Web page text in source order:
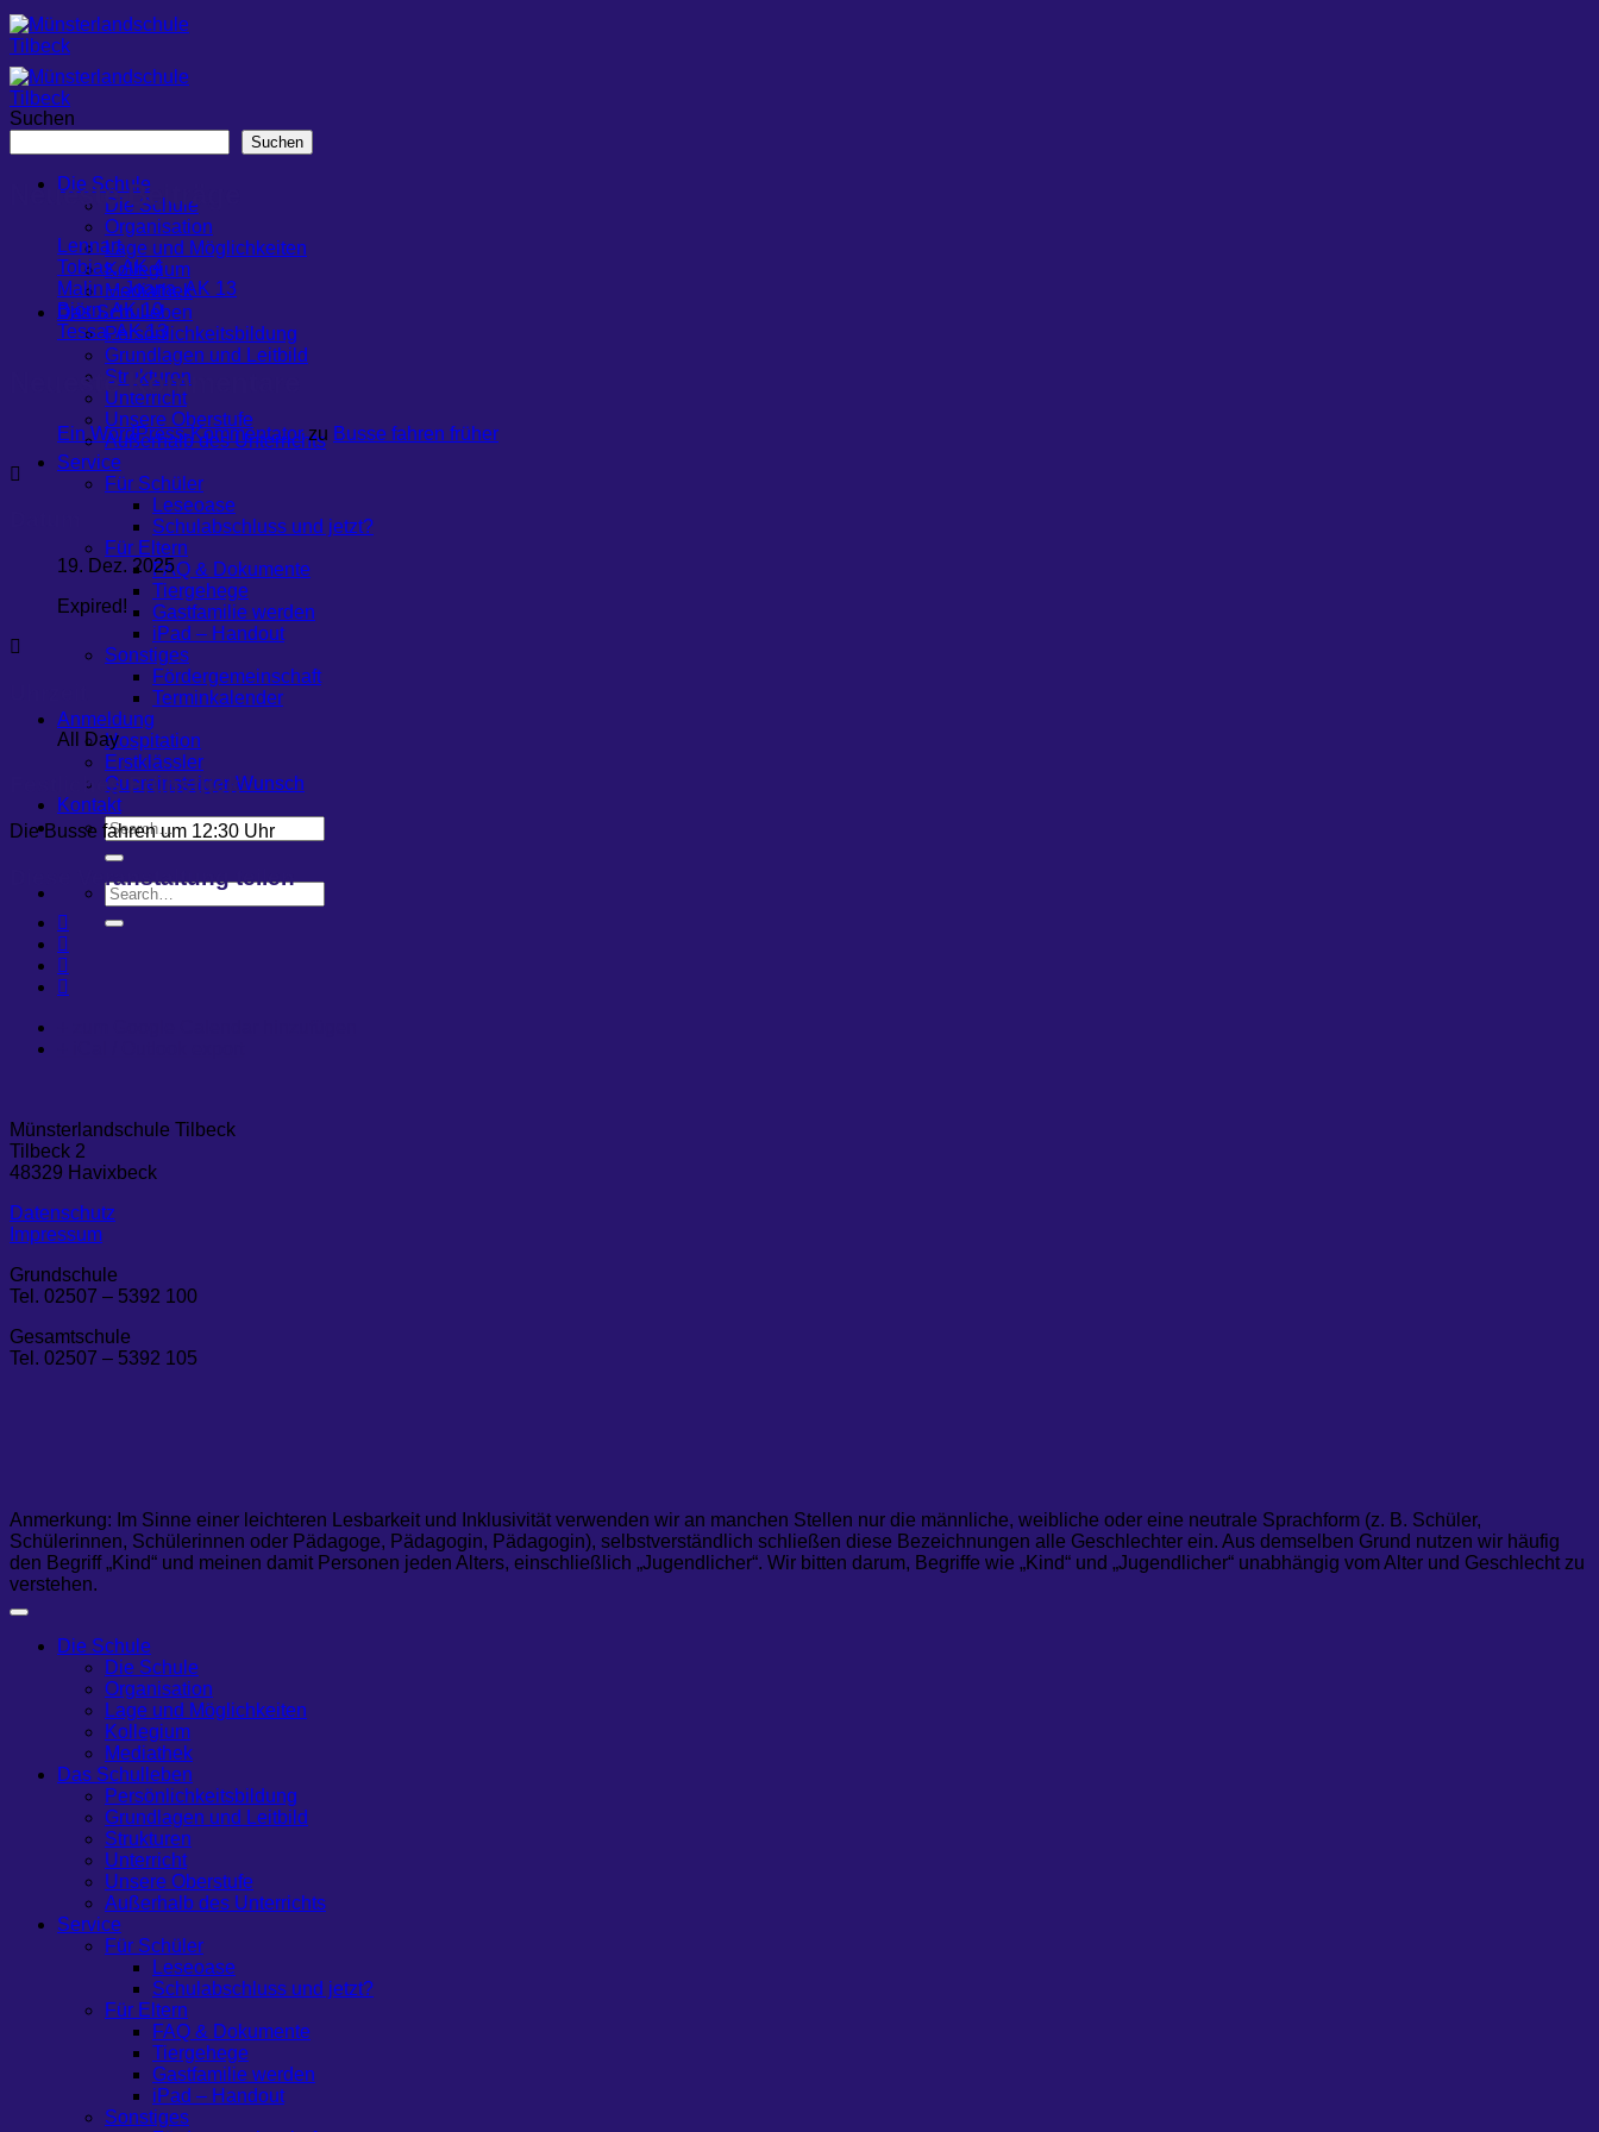
Zum
Inhalt
springen
Die Schule
Die Schule
Organisation
Lage und Möglichkeiten
Kollegium
Mediathek
Das Schulleben
Persönlichkeitsbildung
Grundlagen und Leitbild
Strukturen
Unterricht
Unsere Oberstufe
Außerhalb des Unterrichts
Service
Für Schüler
Leseoase
Schulabschluss und jetzt?
Für Eltern
FAQ & Dokumente
Tiergehege
Gastfamilie werden
iPad – Handout
Sonstiges
Fördergemeinschaft
Terminkalender
Anmeldung
Hospitation
Erstklässler
Quereinsteiger-Wunsch
Kontakt
Suchen
Suchen
Neueste Beiträge
Lennart
Tobias, AK 4
Malin – Joana, AK 13
Björn, AK 10
Tessa, AK 13
Neueste Kommentare
Ein WordPress-Kommentatorzu Busse fahren früher
19. Dez. 2025
Expired!
All Day
Festliches Frühstück
Die Busse fahren um 12:30 Uhr
Diese Veranstaltung teilen
Münsterlandschule Tilbeck
Tilbeck 2
48329 Havixbeck
Datenschutz
Impressum
Grundschule
Tel. 02507 – 5392 100
Gesamtschule
Tel. 02507 – 5392 105
Anmerkung: Im Sinne einer leichteren Lesbarkeit und Inklusivität verwenden wir an manchen Stellen nur die männliche, weibliche oder eine neutrale Sprachform (z. B. Schüler,
Schülerinnen, Schülerinnen oder Pädagoge, Pädagogin, Pädagogin), selbstverständlich schließen diese Bezeichnungen alle Geschlechter ein. Aus demselben Grund nutzen wir häufig
den Begriff „Kind“ und meinen damit Personen jeden Alters, einschließlich „Jugendlicher“. Wir bitten darum, Begriffe wie „Kind“ und „Jugendlicher“ unabhängig vom Alter und Geschlecht zu
verstehen.
Die Schule
Die Schule
Organisation
Lage und Möglichkeiten
Kollegium
Mediathek
Das Schulleben
Persönlichkeitsbildung
Grundlagen und Leitbild
Strukturen
Unterricht
Unsere Oberstufe
Außerhalb des Unterrichts
Service
Für Schüler
Leseoase
Schulabschluss und jetzt?
Für Eltern
FAQ & Dokumente
Tiergehege
Gastfamilie werden
iPad – Handout
Sonstiges